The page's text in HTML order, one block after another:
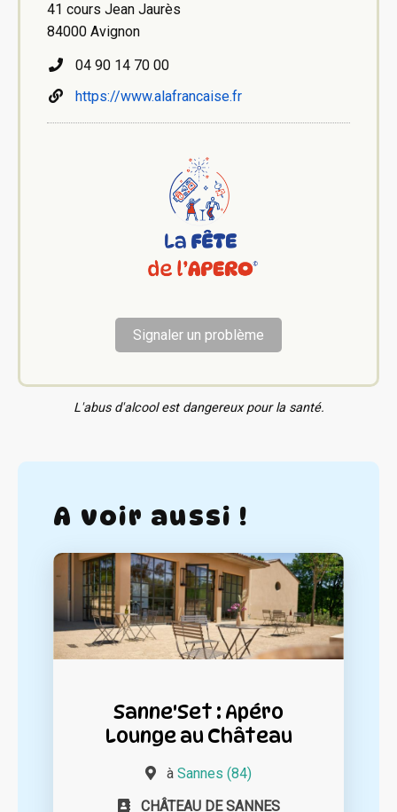
41 cours Jean Jaurès
84000 Avignon
04 90 14 70 00
https://www.alafrancaise.fr
Signaler un problème
L'abus d'alcool est dangereux pour la santé.
A voir aussi !
Sanne'Set : Apéro
Lounge au Château
à Sannes (84)
CHÂTEAU DE SANNES